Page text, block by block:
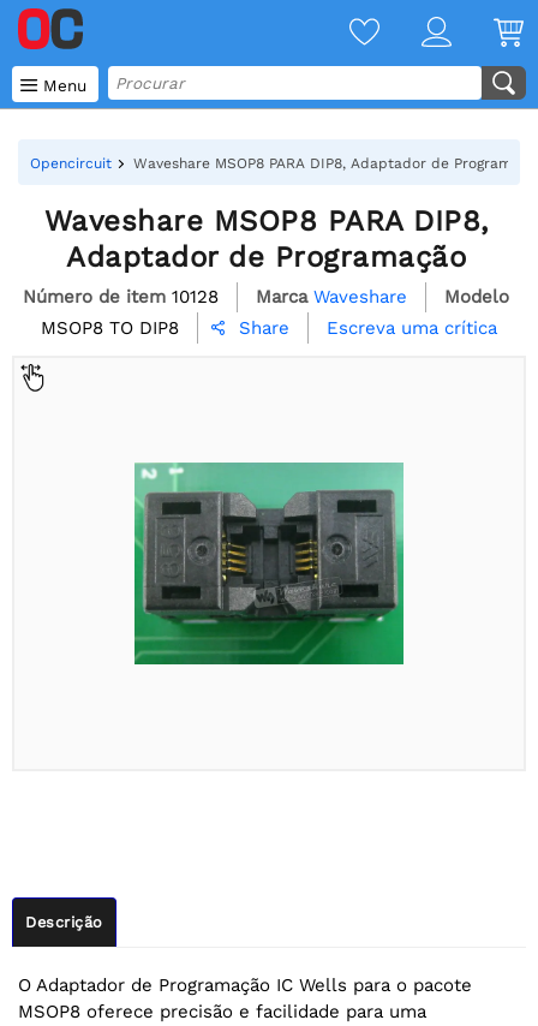
 Menu
Opencircuit Waveshare MSOP8 PARA DIP8, Adaptador de
Waveshare MSOP8 PARA DIP8,
Adaptador de Programação
Número de item 10128 Marca Waveshare
Modelo
MSOP8 TO DIP8
 Share Escreva uma crítica
Descrição
O Adaptador de Programação IC Wells para o pacote
MSOP8 oferece precisão e facilidade para uma